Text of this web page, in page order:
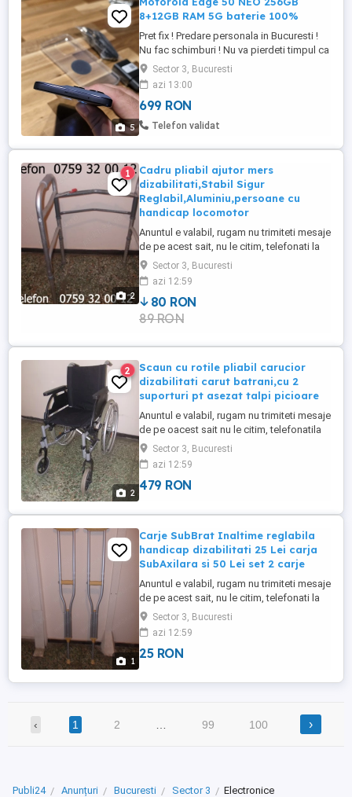
5
8+12GB RAM 5G baterie 100%
Pret fix ! Predare personala in Bucuresti !
Nu fac schimburi ! Nu va pierdeti timpul ca
nu va raspund la alte solicitati in afara de
cele mentionate mai sus ! Telefon mobil
Motorola edge 50 NEO, 256GB, 24gb ram (
8+12GB RAM plus) Unul din ultime
telefoane mici ! Baterie 100% Prezinta
Sector 3, Bucuresti
azi 13:00
699 RON
Telefon validat
2
1
Cadru pliabil ajutor mers
dizabilitati,Stabil Sigur
Reglabil,Aluminiu,persoane cu
handicap locomotor
Anuntul e valabil, rugam nu trimiteti mesaje
de pe acest sait, nu le citim, telefonati la
0759 trei doi zero zero 12, va multumim.
Vindem la Bucuresti, nu expediem in alte
localitati, la pret fix 80 Lei vindem cu proba
cadrul PLIABIL dincele 2 poze reale, acest
premergator ofera STABILITATE si
Sector 3, Bucuresti
azi 12:59
80 RON
89 RON
2
2
Scaun cu rotile pliabil carucior
dizabilitati carut batrani,cu 2
suporturi pt asezat talpi picioare
Anuntul e valabil, rugam nu trimiteti mesaje
de pe oacest sait nu le citim, telefonatila
0759...trei doi zero... 012, va multumim.
Vindem la Bucuresti, nu expediem in alte
localitati, la pret fix 479 Lei, cu proba
SCAUNUL PLIABIL CU ROTILE, SCAUN
DOUA SUPORTURI PENTRU ...
Sector 3, Bucuresti
azi 12:59
479 RON
1
Carje SubBrat Inaltime reglabila
handicap dizabilitati 25 Lei carja
SubAxilara si 50 Lei set 2 carje
Anuntul e valabil, rugam nu trimiteti mesaje
de pe acest sait, nu le citim, telefonati la
0759 trei doi zero zero 12, multumim.
Vindem cu proba la Bucuresti, nu
expediem in alte localitati, la pret fix 50 lei
perechea de 2 CARJE NOI sau 25 Lei
SUB BRAT, SUBSUOARA, ...
Sector 3, Bucuresti
azi 12:59
25 RON
‹ 1 2 99 100 ›
Publi24 Anunțuri Bucuresti Sector 3 Electronice